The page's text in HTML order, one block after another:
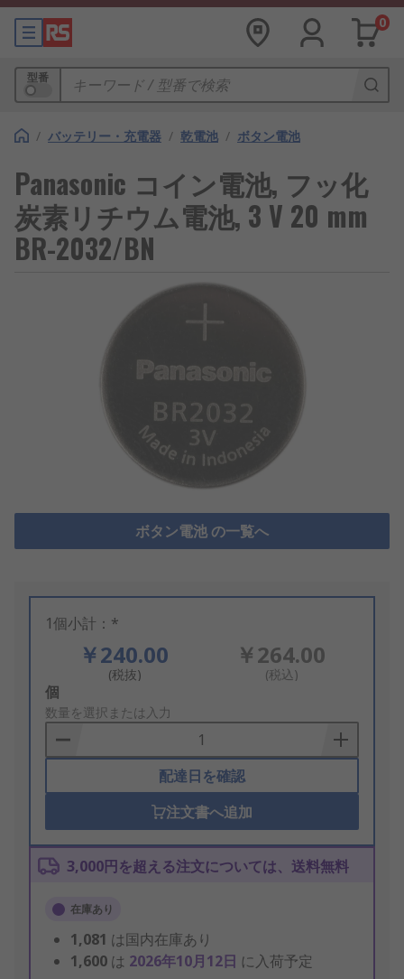
0
型番
/ バッテリー・充電器 / 乾電池 / ボタン電池
Panasonic コイン電池, フッ化
炭素リチウム電池, 3 V 20 mm
BR-2032/BN
ボタン電池 の一覧へ
1個小計：*
￥240.00
(税抜)
￥264.00
(税込)
Add
to
Basket
個
数量を選択または入力
配達日を確認
注文書へ追加
3,000円を超える注文については、送料無料
在庫あり
1,081 は国内在庫あり
1,600 は 2026年10月12日 に入荷予定